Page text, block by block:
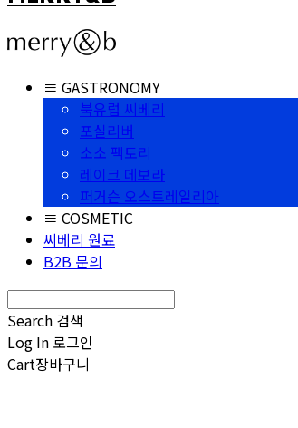
≡ GASTRONOMY
북유럽 씨베리
포실리버
소소 팩토리
레이크 데보라
퍼거슨 오스트레일리아
≡ COSMETIC
씨베리 원료
B2B 문의
Search 검색
Log In 로그인
Cart장바구니